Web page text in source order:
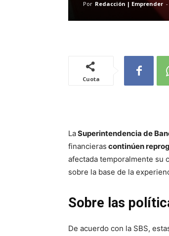
Por Redacción | Emprender -
Cuota
LaSuperintendencia de
financieras continúen
afectada temporalmente su
sobre la base de la
Sobre las
De acuerdo con la SBS,